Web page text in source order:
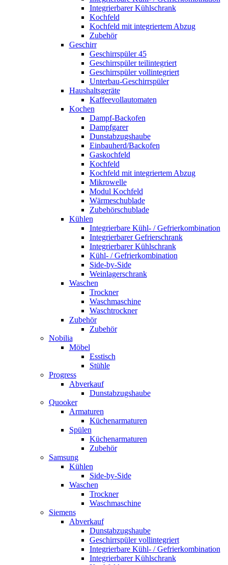
Integrierbarer Kühlschrank
Kochfeld
Kochfeld mit integriertem Abzug
Zubehör
Geschirr
Geschirrspüler 45
Geschirrspüler teilintegriert
Geschirrspüler vollintegriert
Unterbau-Geschirrspüler
Haushaltsgeräte
Kaffeevollautomaten
Kochen
Dampf-Backofen
Dampfgarer
Dunstabzugshaube
Einbauherd/Backofen
Gaskochfeld
Kochfeld
Kochfeld mit integriertem Abzug
Mikrowelle
Modul Kochfeld
Wärmeschublade
Zubehörschublade
Kühlen
Integrierbare Kühl- / Gefrierkombination
Integrierbarer Gefrierschrank
Integrierbarer Kühlschrank
Kühl- / Gefrierkombination
Side-by-Side
Weinlagerschrank
Waschen
Trockner
Waschmaschine
Waschtrockner
Zubehör
Zubehör
Nobilia
Möbel
Esstisch
Stühle
Progress
Abverkauf
Dunstabzugshaube
Quooker
Armaturen
Küchenarmaturen
Spülen
Küchenarmaturen
Zubehör
Samsung
Kühlen
Side-by-Side
Waschen
Trockner
Waschmaschine
Siemens
Abverkauf
Dunstabzugshaube
Geschirrspüler vollintegriert
Integrierbare Kühl- / Gefrierkombination
Integrierbarer Kühlschrank